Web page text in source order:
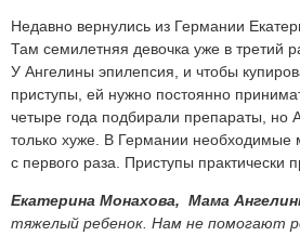
Недавно вернулись из Германии
Там семилетняя девочка уже в третий
У Ангелины эпилепсия, и чтобы
приступы, ей нужно постоянно
четыре года подбирали препараты, но
только хуже. В Германии необходимые
с первого раза. Приступы практически
Екатерина Монахова, Мама
тяжелый ребенок. Нам не помогают